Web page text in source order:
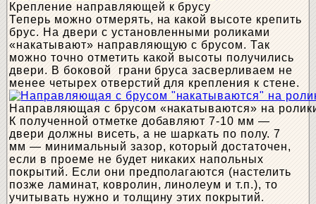
Крепление направляющей к брусу
Теперь можно отмерять, на какой высоте крепить
брус. На двери с установленными роликами
«накатывают» направляющую с брусом. Так
можно точно отметить какой высоты получились
двери. В боковой грани бруса засверливаем не
менее четырех отверстий для крепления к стене.
Направляющая с брусом «накатываются» на
К полученной отметке добавляют 7-10 мм —
двери должны висеть, а не шаркать по полу. 7
мм — минимальный зазор, который достаточен,
если в проеме не будет никаких напольных
покрытий. Если они предполагаются (настелить
позже ламинат, ковролин, линолеум и т.п.), то
учитывать нужно и толщину этих покрытий.